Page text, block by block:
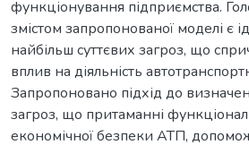
функціонування підприємства.
змістом запропонованої моделі є
найбільш суттєвих загроз, що
вплив на діяльність
Запропоновано підхід до
загроз, що притаманні
економічної безпеки АТП,